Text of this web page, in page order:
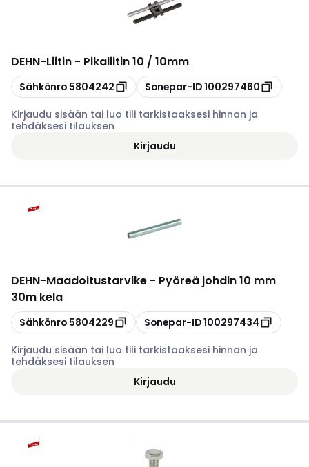
DEHN-Liitin - Pikaliitin 10 / 10mm
Kopioi
Sähkönro 5804242 Kopioi
Sonepar-ID100297460
Kirjaudu sisään tai luo tili tarkistaaksesi hinnan ja
tehdäksesi tilauksen
Kirjaudu
DEHN-Maadoitustarvike - Pyöreä johdin 10 mm
30m kela
Kopioi
Sähkönro 5804229 Kopioi
Sonepar-ID100297434
Kirjaudu sisään tai luo tili tarkistaaksesi hinnan ja
tehdäksesi tilauksen
Kirjaudu